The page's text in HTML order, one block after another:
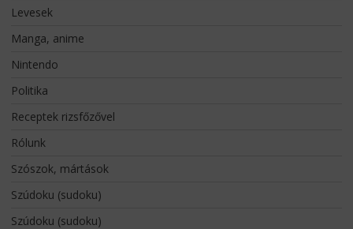
Levesek
Manga, anime
Nintendo
Politika
Receptek rizsfőzővel
Rólunk
Szószok, mártások
Szúdoku (sudoku)
Szúdoku (sudoku)